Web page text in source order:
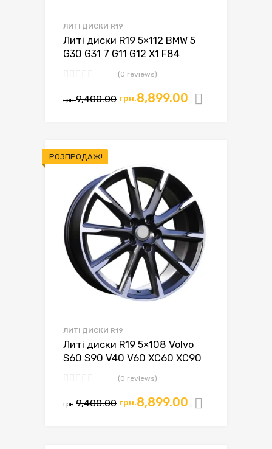
ЛИТІ ДИСКИ R19
Литі диски R19 5×112 BMW 5
G30 G31 7 G11 G12 X1 F84
(0 reviews)
грн.9,400.00 грн.8,899.00
РОЗПРОДАЖ!
ЛИТІ ДИСКИ R19
Литі диски R19 5×108 Volvo
S60 S90 V40 V60 XC60 XC90
(0 reviews)
грн.9,400.00 грн.8,899.00